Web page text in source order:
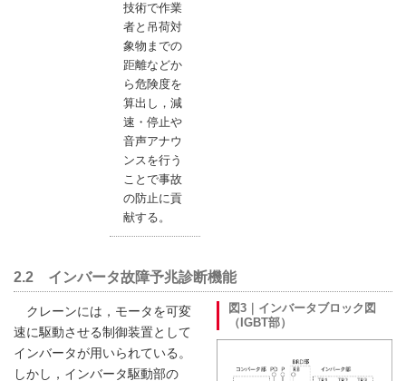
技術で作業
者と吊荷対
象物までの
距離などか
ら危険度を
算出し，減
速・停止や
音声アナウ
ンスを行う
ことで事故
の防止に貢
献する。
2.2 インバータ故障予兆診断機能
図3｜インバータブロック図
（IGBT部）
クレーンには，モータを可変
速に駆動させる制御装置として
インバータが用いられている。
しかし，インバータ駆動部の